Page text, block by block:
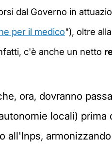
dal Governo in
per il medico"), oltre
c'è anche un netto
ora, dovranno
locali) prima
all'Inps,